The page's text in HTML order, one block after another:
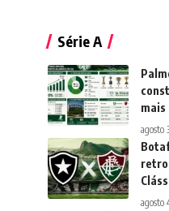
Série A
mais
agosto
agosto